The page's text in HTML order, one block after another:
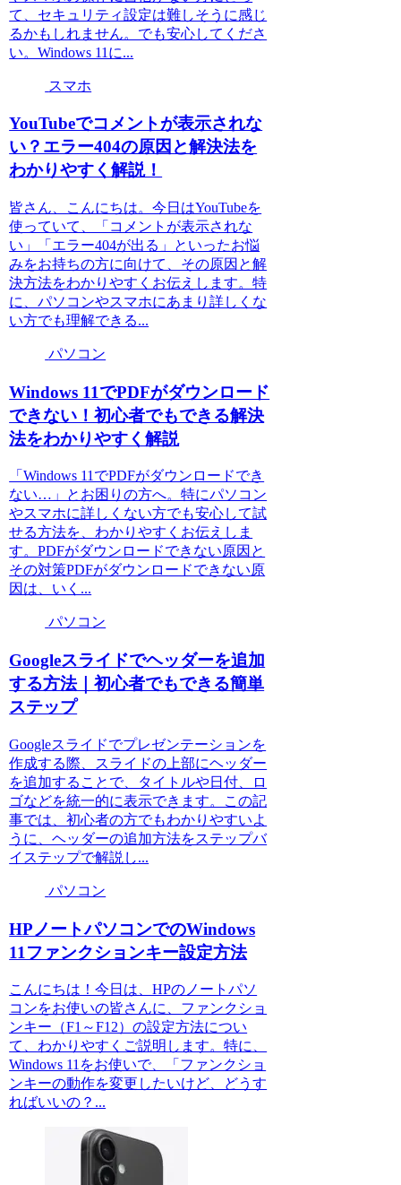
て、セキュリティ設定は難しそうに感じ
るかもしれません。でも安心してくださ
い。Windows 11に...
スマホ
YouTubeでコメントが表示されな
い？エラー404の原因と解決法を
わかりやすく解説！
皆さん、こんにちは。今日はYouTubeを
使っていて、「コメントが表示されな
い」「エラー404が出る」といったお悩
みをお持ちの方に向けて、その原因と解
決方法をわかりやすくお伝えします。特
に、パソコンやスマホにあまり詳しくな
い方でも理解できる...
パソコン
Windows 11でPDFがダウンロード
できない！初心者でもできる解決
法をわかりやすく解説
「Windows 11でPDFがダウンロードでき
ない…」とお困りの方へ。特にパソコン
やスマホに詳しくない方でも安心して試
せる方法を、わかりやすくお伝えしま
す。PDFがダウンロードできない原因と
その対策PDFがダウンロードできない原
因は、いく...
パソコン
Googleスライドでヘッダーを追加
する方法｜初心者でもできる簡単
ステップ
Googleスライドでプレゼンテーションを
作成する際、スライドの上部にヘッダー
を追加することで、タイトルや日付、ロ
ゴなどを統一的に表示できます。この記
事では、初心者の方でもわかりやすいよ
うに、ヘッダーの追加方法をステップバ
イステップで解説し...
パソコン
HPノートパソコンでのWindows
11ファンクションキー設定方法
こんにちは！今日は、HPのノートパソ
コンをお使いの皆さんに、ファンクショ
ンキー（F1～F12）の設定方法につい
て、わかりやすくご説明します。特に、
Windows 11をお使いで、「ファンクショ
ンキーの動作を変更したいけど、どうす
ればいいの？...